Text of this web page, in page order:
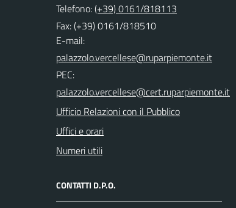
Telefono:(+39) 0161/818113
Fax: (+39) 0161/818510
E-mail:
PEC:
Ufficio Relazioni con il Pubblico
Uffici e orari
Numeri utili
CONTATTI D.P.O.